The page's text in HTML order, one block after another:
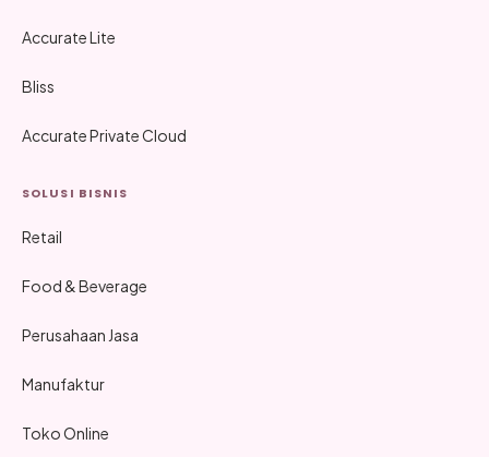
Accurate Lite
Bliss
Accurate Private Cloud
SOLUSI BISNIS
Retail
Food & Beverage
Perusahaan Jasa
Manufaktur
Toko Online